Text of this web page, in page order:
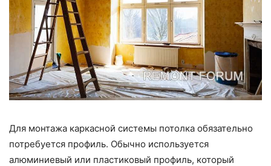
Для монтажа каркасной системы потолка обязательно
потребуется профиль. Обычно используется
алюминиевый или пластиковый профиль, который